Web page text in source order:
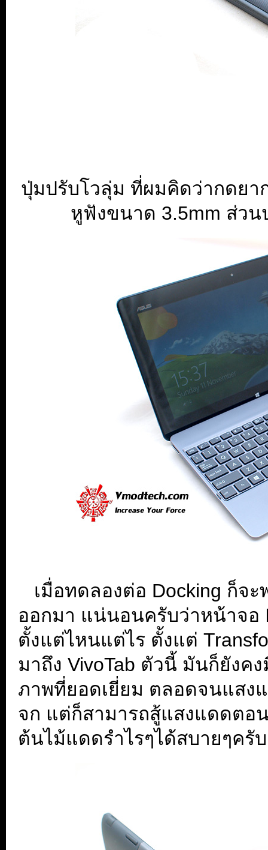
ปุ่มปรับโวลุ่ม ที่ผมคิดว่ากดยา
หูฟังขนาด 3.5mm ส่วน
เมื่อทดลองต่อ Docking ก็จ
ออกมา แน่นอนครับว่าหน้าจอ
ตั้งแต่ไหนแต่ไร ตั้งแต่
มาถึง VivoTab ตัวนี้ มันก็ยังค
ภาพที่ยอดเยี่ยม ตลอดจนแสง
จก แต่ก็สามารถสู้แสงแดดตอ
ต้นไม้แดดรำไรๆได้สบายๆครับ